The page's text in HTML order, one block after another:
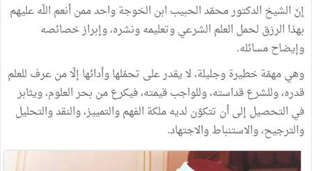
إنّ الشيخ الدكتور محمّد الحبيب ابن الخوجة واحد ممن أنعم اللّه عليهم
بهذا الرزق لحمل العلم الشرعي وتعليمه ونشره، وإبراز خصائصه
وإيضاح مسائله.
وهي مهمّة خطيرة وجليلة، لا يقدر على تحمّلها وأدائها إلّا من عرف للعلم
قدره، وللشرع قداسته، وللواجب قيمته، فيكرع من بحر العلوم، ويثابر
في التحصيل إلى أن تتكوّن لديه ملكة الفهم والتمييز، والنقد والتحليل
والترجيح، والاستنباط والاجتهاد.